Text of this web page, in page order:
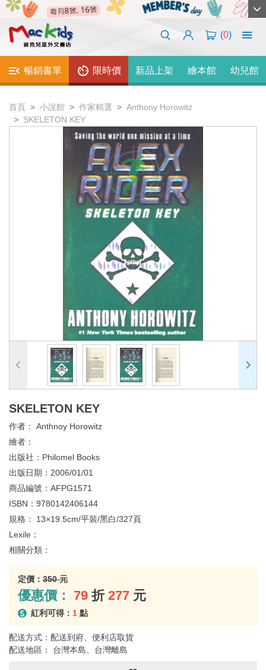
(0)
暢銷書單 限時價 新品上架 繪本館 幼兒館
首頁 小說館 作家精選
Anthony Horowitz
SKELETON KEY
SKELETON KEY
作者： Anthnoy Horowitz
繪者：
出版社： Philomel Books
出版日期： 2006/01/01
商品編號： AFPG1571
ISBN： 9780142406144
規格： 13×19.5cm/平裝/黑白/327頁
Lexile：
相關分類：
定價： 350 元
優惠價： 79 折 277 元
紅利可得： 1 點
配送方式：配送到府、便利店取貨
配送地區： 台灣本島、台灣離島